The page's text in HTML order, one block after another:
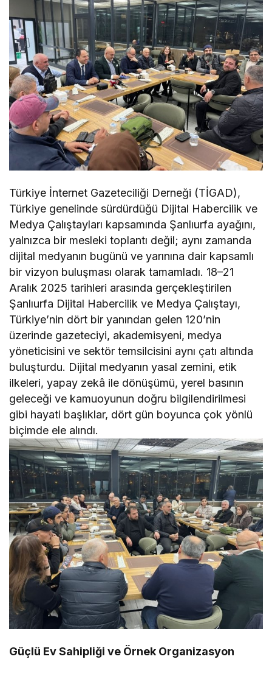
Türkiye İnternet Gazeteciliği Derneği (TİGAD),
Türkiye genelinde sürdürdüğü Dijital Habercilik ve
Medya Çalıştayları kapsamında Şanlıurfa ayağını,
yalnızca bir mesleki toplantı değil; aynı zamanda
dijital medyanın bugünü ve yarınına dair kapsamlı
bir vizyon buluşması olarak tamamladı. 18–21
Aralık 2025 tarihleri arasında gerçekleştirilen
Şanlıurfa Dijital Habercilik ve Medya Çalıştayı,
Türkiye’nin dört bir yanından gelen 120’nin
üzerinde gazeteciyi, akademisyeni, medya
yöneticisini ve sektör temsilcisini aynı çatı altında
buluşturdu. Dijital medyanın yasal zemini, etik
ilkeleri, yapay zekâ ile dönüşümü, yerel basının
geleceği ve kamuoyunun doğru bilgilendirilmesi
gibi hayati başlıklar, dört gün boyunca çok yönlü
biçimde ele alındı.
Güçlü Ev Sahipliği ve Örnek Organizasyon